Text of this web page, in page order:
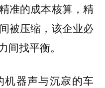
准的成本核算，精
被压缩，该企业必
找平衡。
机器声与沉寂的车